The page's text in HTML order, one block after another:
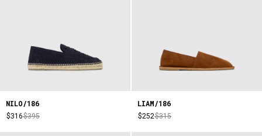
NILO/186
$316$395
LIAM/186
$252$315